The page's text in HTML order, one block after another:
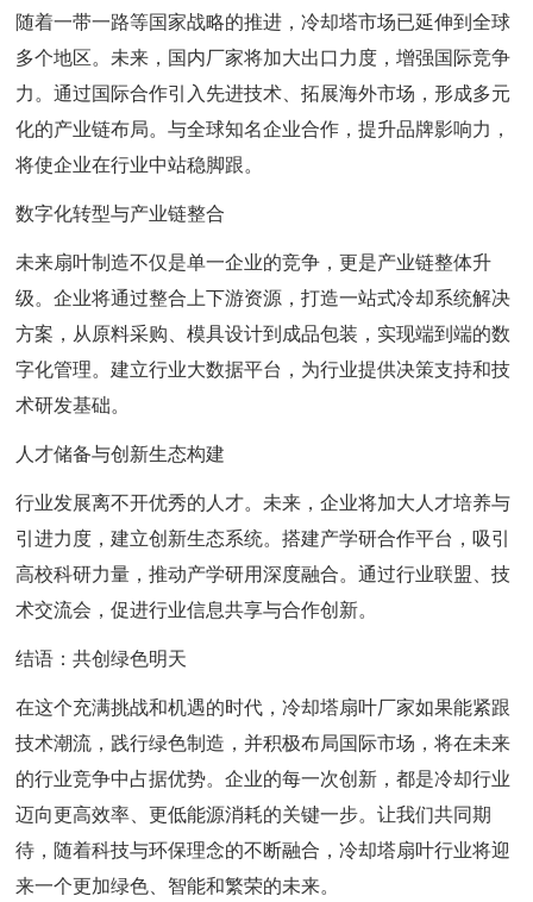
随着一带一路等国家战略的推进，冷却塔市场已延伸到全球
多个地区。未来，国内厂家将加大出口力度，增强国际竞争
力。通过国际合作引入先进技术、拓展海外市场，形成多元
化的产业链布局。与全球知名企业合作，提升品牌影响力，
将使企业在行业中站稳脚跟。
数字化转型与产业链整合
未来扇叶制造不仅是单一企业的竞争，更是产业链整体升
级。企业将通过整合上下游资源，打造一站式冷却系统解决
方案，从原料采购、模具设计到成品包装，实现端到端的数
字化管理。建立行业大数据平台，为行业提供决策支持和技
术研发基础。
人才储备与创新生态构建
行业发展离不开优秀的人才。未来，企业将加大人才培养与
引进力度，建立创新生态系统。搭建产学研合作平台，吸引
高校科研力量，推动产学研用深度融合。通过行业联盟、技
术交流会，促进行业信息共享与合作创新。
结语：共创绿色明天
在这个充满挑战和机遇的时代，冷却塔扇叶厂家如果能紧跟
技术潮流，践行绿色制造，并积极布局国际市场，将在未来
的行业竞争中占据优势。企业的每一次创新，都是冷却行业
迈向更高效率、更低能源消耗的关键一步。让我们共同期
待，随着科技与环保理念的不断融合，冷却塔扇叶行业将迎
来一个更加绿色、智能和繁荣的未来。